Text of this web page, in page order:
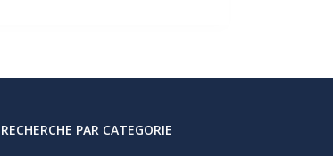
RECHERCHE PAR CATEGORIE